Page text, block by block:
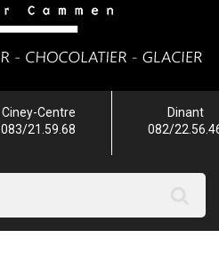
Ciney-Centre
083/21.59.68
Dinant
082/